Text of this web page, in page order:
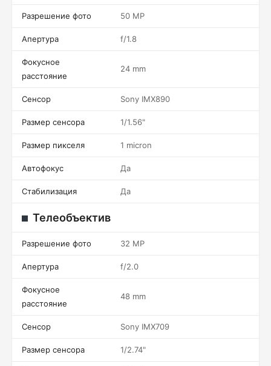
Разрешение фото 50 MP
Апертура f/1.8
Фокусное
расстояние
24 mm
Сенсор Sony IMX890
Размер сенсора 1/1.56"
Размер пикселя 1 micron
Автофокус Да
Стабилизация Да
Телеобъектив
Разрешение фото 32 MP
Апертура f/2.0
Фокусное
расстояние
48 mm
Сенсор Sony IMX709
Размер сенсора 1/2.74"